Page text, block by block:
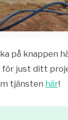
på knappen
just ditt
tjänsten här!